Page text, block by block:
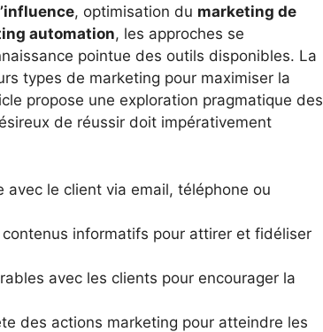
, optimisation du marketing de
automation, les approches se
pointue des outils disponibles. La
types de marketing pour maximiser la
propose une exploration pragmatique des
de réussir doit impérativement
avec le client via email, téléphone ou
informatifs pour attirer et fidéliser
avec les clients pour encourager la
des actions marketing pour atteindre les